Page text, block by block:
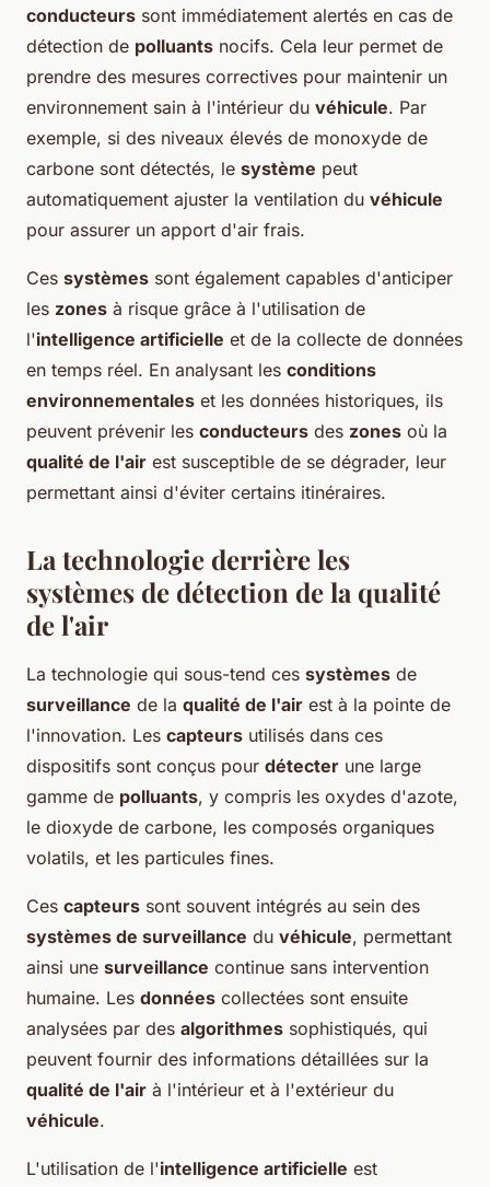
conducteurs sont immédiatement alertés en cas de
détection de polluants nocifs. Cela leur permet de
prendre des mesures correctives pour maintenir un
environnement sain à l'intérieur du véhicule. Par
exemple, si des niveaux élevés de monoxyde de
carbone sont détectés, le système peut
automatiquement ajuster la ventilation du véhicule
pour assurer un apport d'air frais.
Ces systèmes sont également capables d'anticiper
les zones à risque grâce à l'utilisation de
l'intelligence artificielle et de la collecte de données
en temps réel. En analysant les conditions
environnementales et les données historiques, ils
peuvent prévenir les conducteurs des zones où la
qualité de l'air est susceptible de se dégrader, leur
permettant ainsi d'éviter certains itinéraires.
La technologie derrière les
systèmes de détection de la qualité
de l'air
La technologie qui sous-tend ces systèmes de
surveillance de la qualité de l'air est à la pointe de
l'innovation. Les capteurs utilisés dans ces
dispositifs sont conçus pour détecter une large
gamme de polluants, y compris les oxydes d'azote,
le dioxyde de carbone, les composés organiques
volatils, et les particules fines.
Ces capteurs sont souvent intégrés au sein des
systèmes de surveillance du véhicule, permettant
ainsi une surveillance continue sans intervention
humaine. Les données collectées sont ensuite
analysées par des algorithmes sophistiqués, qui
peuvent fournir des informations détaillées sur la
qualité de l'air à l'intérieur et à l'extérieur du
véhicule.
L'utilisation de l'intelligence artificielle est